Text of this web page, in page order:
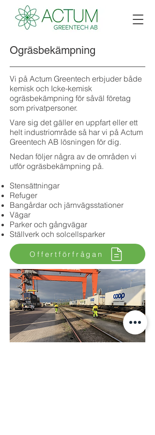
Ogräsbekämpning
Vi på Actum Greentech erbjuder både
kemisk och Icke-kemisk
ogräsbekämpning för såväl företag
som privatpersoner.
Vare sig det gäller en uppfart eller ett
helt industriområde så har vi på Actum
Greentech AB lösningen för dig.
Nedan följer några av de områden vi
utför ogräsbekämpning på.
Stensättningar
Refuger
Bangårdar och järnvägsstationer
Vägar
Parker och gångvägar
Ställverk och solcellsparker
Offertförfrågan